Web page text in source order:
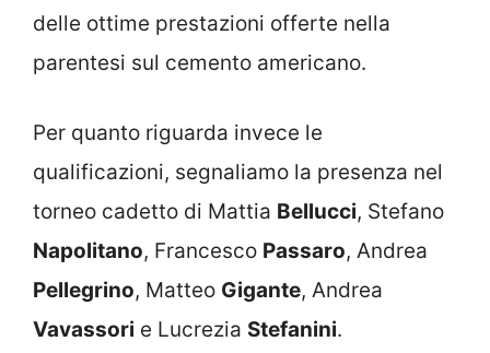
delle ottime prestazioni offerte nella
parentesi sul cemento americano.
Per quanto riguarda invece le
qualificazioni, segnaliamo la presenza nel
torneo cadetto di Mattia Bellucci, Stefano
Napolitano, Francesco Passaro, Andrea
Pellegrino, Matteo Gigante, Andrea
Vavassori e Lucrezia Stefanini.